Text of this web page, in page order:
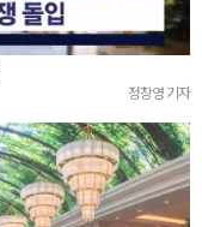
정창영 기자